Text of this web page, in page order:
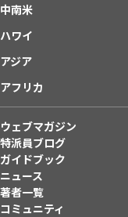
中南米
ハワイ
アジア
アフリカ
ウェブマガジン
特派員ブログ
ガイドブック
ニュース
著者一覧
コミュニティ